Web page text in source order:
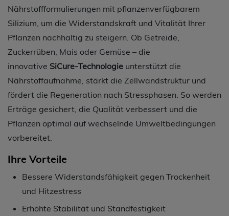
Nährstoffformulierungen mit pflanzenverfügbarem
Silizium, um die Widerstandskraft und Vitalität Ihrer
Pflanzen nachhaltig zu steigern. Ob Getreide,
Zuckerrüben, Mais oder Gemüse – die
innovative SiCure‑Technologie unterstützt die
Nährstoffaufnahme, stärkt die Zellwandstruktur und
fördert die Regeneration nach Stressphasen. So werden
Erträge gesichert, die Qualität verbessert und die
Pflanzen optimal auf wechselnde Umweltbedingungen
vorbereitet.
Ihre Vorteile
Bessere Widerstandsfähigkeit gegen Trockenheit
und Hitzestress
Erhöhte Stabilität und Standfestigkeit